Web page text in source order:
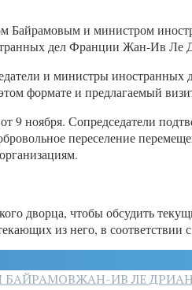
Байрамовым и министром
дел Франции Жан-Ив Ле
и министры
формате и предлагаемый
9 ноября. Сопредседатели
переселение
дворца, чтобы обсудить
из него, в соответствии
БАЙРАМОВЖАН-ИВ ЛЕ ДРИАН